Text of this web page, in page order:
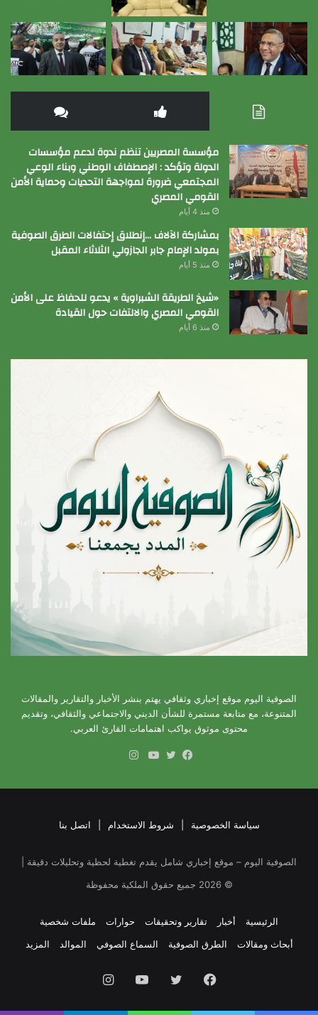
مؤسسة المصريين تنظم ندوة لدعم مؤسسات
الدولة وتؤكد : الإصطفاف الوطني وبناء الوعي
المجتمعي ضرورة لمواجهة التحديات وحماية الأمن
القومي المصري
منذ 4 أيام
بمشاركة الآلاف …إنطلاق إحتفالات الطرق الصوفية
بمولد الإمام جابر الجازولي الثلاثاء المقبل
منذ 5 أيام
«شيخ الطريقة الشبراوية » يدعو للحفاظ على الأمن
القومي المصري والالتفات حول القيادة
منذ 6 أيام
الصوفية اليوم موقع إخباري وثقافي يهتم بنشر الأخبار والتقارير والمقالات
المتنوعة، مع متابعة مستمرة للشأن الديني والاجتماعي والثقافي، وتقديم
محتوى موثوق يواكب اهتمامات القارئ العربي.
سياسة الخصوصية شروط الاستخدام اتصل بنا
الصوفية اليوم – موقع إخباري شامل يقدم تغطية لحظية وتحليلات دقيقة |
©
2026 جميع حقوق الملكية محفوظة
الرئيسية أخبار تقارير وتحقيقات حوارات
ملفات شخصية
أبحاث ومقالات
الطرق الصوفية السماع الصوفي الموالد المزيد
فيسبوك تويتر يوتيوب